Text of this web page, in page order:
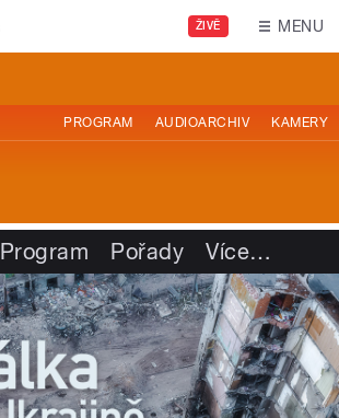
ŽIVĚ MENU
PROGRAM AUDIOARCHIV KAMERY
Program Pořady Více…